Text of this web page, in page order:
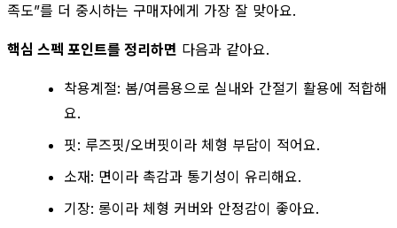
족도”를 더 중시하는 구매자에게 가장 잘 맞아요.
핵심 스펙 포인트를 정리하면 다음과 같아요.
착용계절: 봄/여름용으로 실내와 간절기 활용에 적합해
요.
핏: 루즈핏/오버핏이라 체형 부담이 적어요.
소재: 면이라 촉감과 통기성이 유리해요.
기장: 롱이라 체형 커버와 안정감이 좋아요.